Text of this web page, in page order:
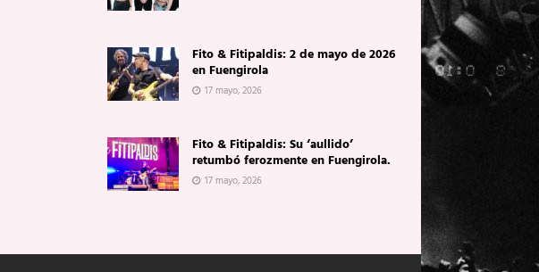
Fito & Fitipaldis: 2 de mayo de 2026
en Fuengirola
17 mayo, 2026
Fito & Fitipaldis: Su ‘aullido’
retumbó ferozmente en Fuengirola.
17 mayo, 2026